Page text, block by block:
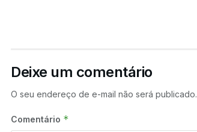
Deixe um comentário
O seu endereço de e-mail não será publicado.
Comentário *